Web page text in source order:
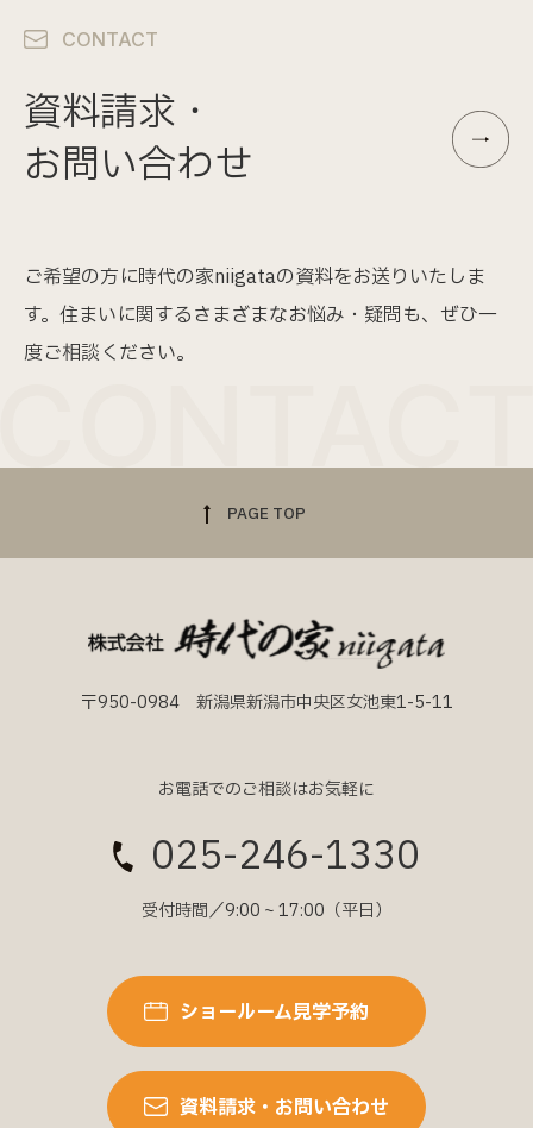
CONTACT
資料請求・
お問い合わせ
ご希望の方に時代の家niigataの資料をお送りいたしま
す。 住まいに関するさまざまなお悩み・疑問も、ぜひ一
度ご相談ください。
PAGE TOP
〒950-0984 新潟県新潟市中央区女池東1-5-11
お電話でのご相談はお気軽に
025-246-1330
受付時間／9:00 ~ 17:00（平日）
ショールーム見学予約
資料請求・お問い合わせ